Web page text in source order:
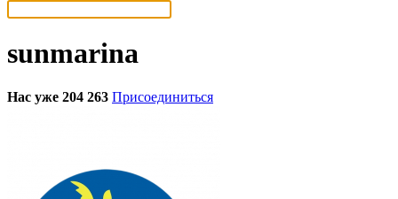
sunmarina
Нас уже 204 263 Присоединиться